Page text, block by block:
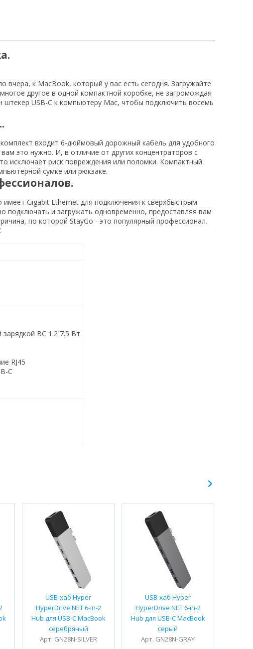
к MacBook, который у вас есть сегодня. Загружайте
другое в одной компактной коробке, не загромождая
USB-C к компьютеру Mac, чтобы подключить восемь
входит 6-дюймовый дорожный кабель для удобного
это нужно. И, в отличие от других концентраторов с
исключает риск повреждения или поломки. Компактный
сумке или рюкзаке.
Gigabit Ethernet для подключения к сверхбыстрым
подключать и загружать одновременно, предоставляя вам
по которой StayGo - это популярный профессионал.
BC 1.2 7.5 Вт
RJ45
C
USB-хаб Hyper
HyperDrive NET 6-in-2
Hub для USB-C MacBook
серебряный
Арт. GN28N-SILVER
USB-хаб Hyper
HyperDrive NET 6-in-2
Hub для USB-C MacBook
серый
Арт. GN28N-GRAY